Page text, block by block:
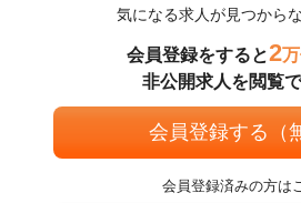
気になる求人が見つから
会員登録をすると2
非公開求人を閲覧
会員登録する（
会員登録済みの方は